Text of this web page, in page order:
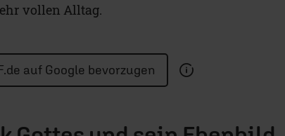
vollen Alltag.
auf Google bevorzugen